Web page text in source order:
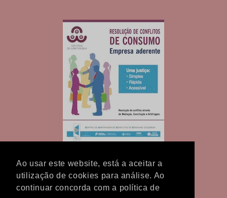
Ao usar este website, está a aceitar a
utilização de cookies para análise. Ao
continuar concorda com a política de